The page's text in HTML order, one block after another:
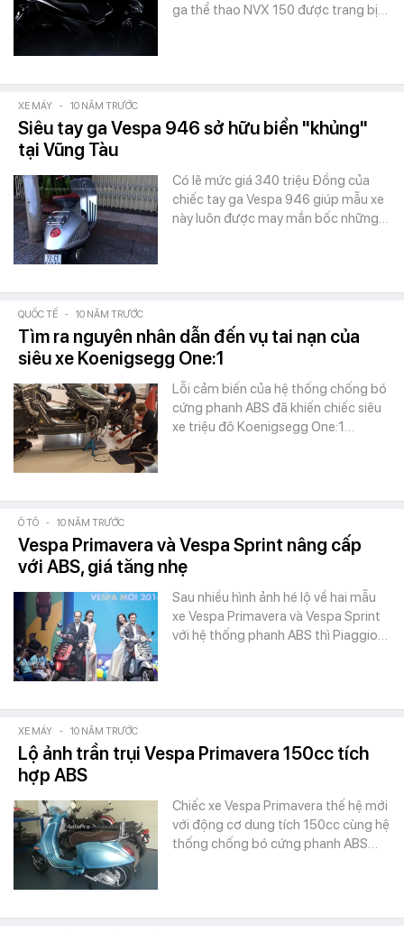
ga thể thao NVX 150 được trang bị…
XE MÁY - 10 NĂM TRƯỚC
Siêu tay ga Vespa 946 sở hữu biển "khủng"
tại Vũng Tàu
Có lẽ mức giá 340 triệu Đồng của
chiếc tay ga Vespa 946 giúp mẫu xe
này luôn được may mắn bốc những…
QUỐC TẾ - 10 NĂM TRƯỚC
Tìm ra nguyên nhân dẫn đến vụ tai nạn của
siêu xe Koenigsegg One:1
Lỗi cảm biến của hệ thống chống bó
cứng phanh ABS đã khiến chiếc siêu
xe triệu đô Koenigsegg One:1…
Ô TÔ - 10 NĂM TRƯỚC
Vespa Primavera và Vespa Sprint nâng cấp
với ABS, giá tăng nhẹ
Sau nhiều hình ảnh hé lộ về hai mẫu
xe Vespa Primavera và Vespa Sprint
với hệ thống phanh ABS thì Piaggio…
XE MÁY - 10 NĂM TRƯỚC
Lộ ảnh trần trụi Vespa Primavera 150cc tích
hợp ABS
Chiếc xe Vespa Primavera thế hệ mới
với động cơ dung tích 150cc cùng hệ
thống chống bó cứng phanh ABS…